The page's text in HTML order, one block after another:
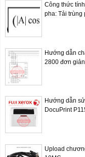
Công thức
pha: Tải trùng
Hướng dẫn
2800 đơn giản
Hướng dẫn
DocuPrint
Upload